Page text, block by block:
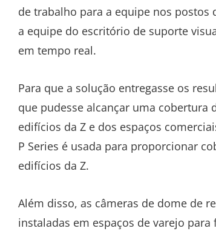
de trabalho para a equipe nos postos
a equipe do escritório de suporte
em tempo real.
Para que a solução entregasse os
que pudesse alcançar uma cobertura
edifícios da Z e dos espaços
P Series é usada para proporcionar
edifícios da Z.
Além disso, as câmeras de dome de
instaladas em espaços de varejo